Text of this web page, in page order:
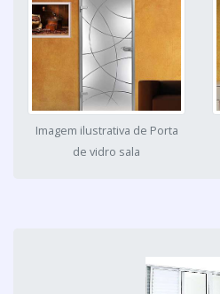
Imagem ilustrativa de Porta
de vidro sala